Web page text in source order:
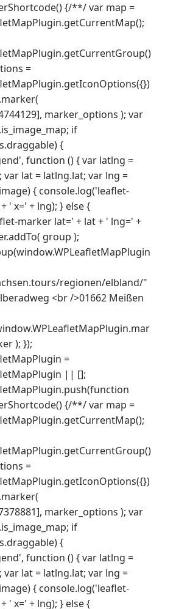
{/**/ var map =
=
marker_options ); var
if
{
function () { var latlng =
var lat = latlng.lat; var lng =
{ console.log('leaflet-
' x=' + lng); } else {
marker lat=' + lat + ' lng=' +
group );
regionen/elbland/"
<br />01662 Meißen
); });
=
|| [];
{/**/ var map =
=
marker_options ); var
if
{
function () { var latlng =
var lat = latlng.lat; var lng =
{ console.log('leaflet-
' x=' + lng); } else {